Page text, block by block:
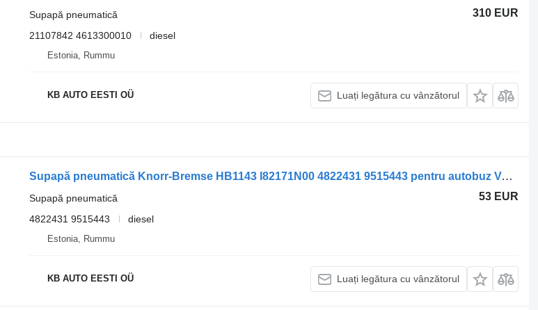
310 EUR
Supapă pneumatică
21107842 4613300010
diesel
Estonia, Rummu
KB AUTO EESTI OÜ Luați legătura cu vânzătorul
Supapă pneumatică Knorr-Bremse HB1143 I82171N00 4822431 9515443 pentru autobuz Volvo B6, B7, B9, B10, B12 bus (1978-2011)
53 EUR
Supapă pneumatică
4822431 9515443
diesel
Estonia, Rummu
KB AUTO EESTI OÜ Luați legătura cu vânzătorul